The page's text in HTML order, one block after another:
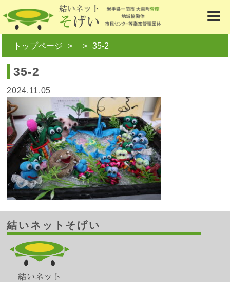
トップページ 35-2
35-2
2024.11.05
結いネットそげい